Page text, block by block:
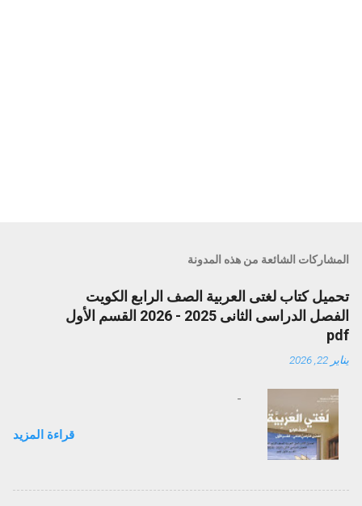
المشاركات الشائعة من هذه المدونة
تحميل كتاب لغتى العربية الصف الرابع الكويت
الفصل الدراسى الثانى 2025 - 2026 القسم الأول
pdf
يناير 22, 2026
قراءة المزيد